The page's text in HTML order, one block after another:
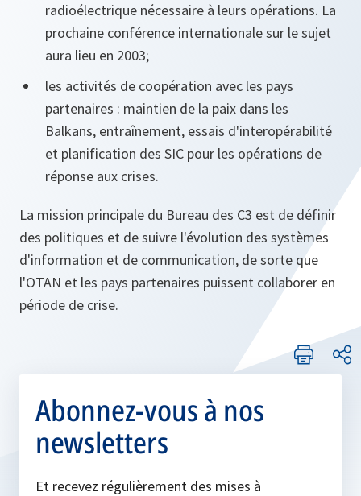
radioélectrique nécessaire à leurs opérations. La
prochaine conférence internationale sur le sujet
aura lieu en 2003;
les activités de coopération avec les pays
partenaires : maintien de la paix dans les
Balkans, entraînement, essais d'interopérabilité
et planification des SIC pour les opérations de
réponse aux crises.
La mission principale du Bureau des C3 est de définir
des politiques et de suivre l'évolution des systèmes
d'information et de communication, de sorte que
l'OTAN et les pays partenaires puissent collaborer en
période de crise.
Abonnez-vous à nos
newsletters
Et recevez régulièrement des mises à